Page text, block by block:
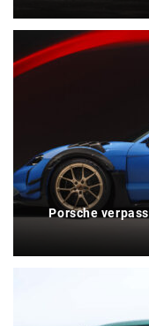
Porsche